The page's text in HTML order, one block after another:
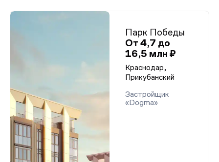
Парк Победы
От 4,7 до
16,5 млн ₽
Краснодар,
Прикубанский
Застройщик
«Dogma»